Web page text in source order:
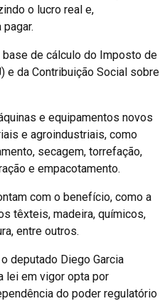
o lucro real e,
de cálculo do Imposto de
e da Contribuição Social sobre
e equipamentos novos
e agroindustriais, como
secagem, torrefação,
e empacotamento.
com o benefício, como a
têxteis, madeira, químicos,
entre outros.
deputado Diego Garcia
lei em vigor opta por
do poder regulatório